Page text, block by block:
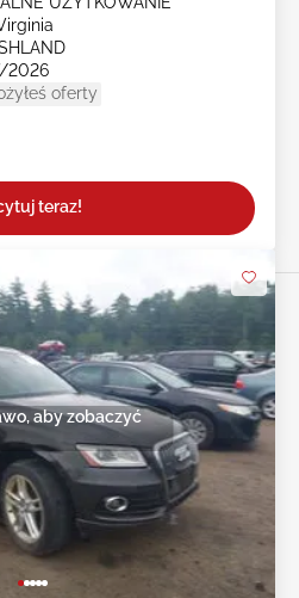
2026
oferty
teraz!
aby zobaczyć